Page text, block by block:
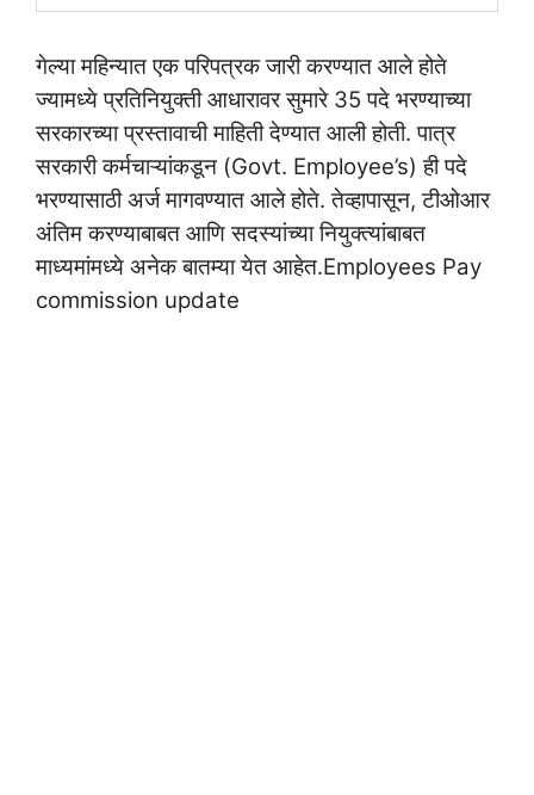
गेल्या महिन्यात एक परिपत्रक जारी करण्यात आले होते
ज्यामध्ये प्रतिनियुक्ती आधारावर सुमारे 35 पदे भरण्याच्या
सरकारच्या प्रस्तावाची माहिती देण्यात आली होती. पात्र
सरकारी कर्मचाऱ्यांकडून (Govt. Employee’s) ही पदे
भरण्यासाठी अर्ज मागवण्यात आले होते. तेव्हापासून, टीओआर
अंतिम करण्याबाबत आणि सदस्यांच्या नियुक्त्यांबाबत
माध्यमांमध्ये अनेक बातम्या येत आहेत.Employees Pay
commission update